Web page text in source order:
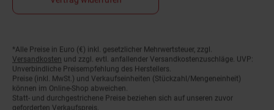
Fußnoten
*Alle Preise in Euro (€) inkl. gesetzlicher Mehrwertsteuer, zzgl.
Versandkosten und zzgl. evtl. anfallender Versandkostenzuschläge. UVP:
Unverbindliche Preisempfehlung des Herstellers.
Preise (inkl. MwSt.) und Verkaufseinheiten (Stückzahl/Mengeneinheit)
können im Online-Shop abweichen.
Statt- und durchgestrichene Preise beziehen sich auf unseren zuvor
geforderten Verkaufspreis.